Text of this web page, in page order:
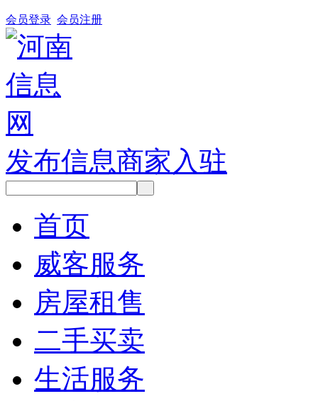
会员登录 会员注册
发布信息商家入驻
首页
威客服务
房屋租售
二手买卖
生活服务